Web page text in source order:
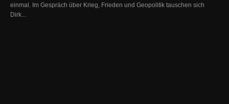
einmal. Im Gespräch über Krieg, Frieden und Geopolitik tauschen sich
Dirk...